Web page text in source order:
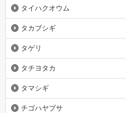
タイハクオウム
タカブシギ
タゲリ
タチヨタカ
タマシギ
チゴハヤブサ